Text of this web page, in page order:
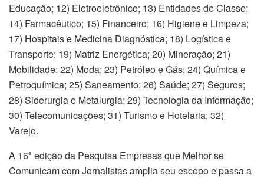
Educação; 12) Eletroeletrônico; 13) Entidades de Classe;
14) Farmacêutico; 15) Financeiro; 16) Higiene e Limpeza;
17) Hospitais e Medicina Diagnóstica; 18) Logística e
Transporte; 19) Matriz Energética; 20) Mineração; 21)
Mobilidade; 22) Moda; 23) Petróleo e Gás; 24) Química e
Petroquímica; 25) Saneamento; 26) Saúde; 27) Seguros;
28) Siderurgia e Metalurgia; 29) Tecnologia da Informação;
30) Telecomunicações; 31) Turismo e Hotelaria; 32)
Varejo.
A 16ª edição da Pesquisa Empresas que Melhor se
Comunicam com Jornalistas amplia seu escopo e passa a